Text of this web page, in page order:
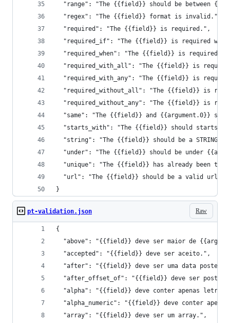
"range": "The {{field}} should be between
  "regex": "The {{field}} format is invalid.",
  "required": "The {{field}} is required.",
"required_if": "The {{field}} is required
"required_when": "The {{field}} is required
"required_with_all": "The {{field}} is
"required_with_any": "The {{field}} is
"required_without_all": "The {{field}} is
"required_without_any": "The {{field}} is
"same": "The {{field}} and {{argument.0}}
"starts_with": "The {{field}} should starts
  "string": "The {{field}} should be a STRING.",
"under": "The {{field}} should be under
"unique": "The {{field}} has already been
  "url": "The {{field}} should be a valid url."
}
Raw
pt-validation.json
{
"above": "{{field}} deve ser maior de
  "accepted": "{{field}} deve ser aceito.",
"after": "{{field}} deve ser uma data
"after_offset_of": "{{field}} deve ser
"alpha": "{{field}} deve conter apenas
"alpha_numeric": "{{field}} deve conter
  "array": "{{field}} deve ser um array.",